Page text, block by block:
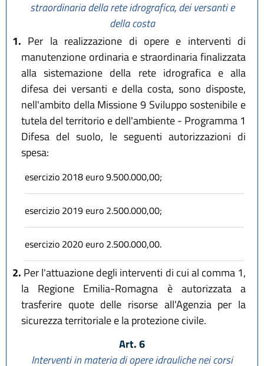
straordinaria della rete idrografica, dei versanti e
della costa
1. Per la realizzazione di opere e interventi di
manutenzione ordinaria e straordinaria finalizzata
alla sistemazione della rete idrografica e alla
difesa dei versanti e della costa, sono disposte,
nell'ambito della Missione 9 Sviluppo sostenibile e
tutela del territorio e dell'ambiente - Programma 1
Difesa del suolo, le seguenti autorizzazioni di
spesa:
esercizio 2018 euro 9.500.000,00;
esercizio 2019 euro 2.500.000,00;
esercizio 2020 euro 2.500.000,00.
2. Per l'attuazione degli interventi di cui al comma 1,
la Regione Emilia-Romagna è autorizzata a
trasferire quote delle risorse all'Agenzia per la
sicurezza territoriale e la protezione civile.
Art. 6
Interventi in materia di opere idrauliche nei corsi